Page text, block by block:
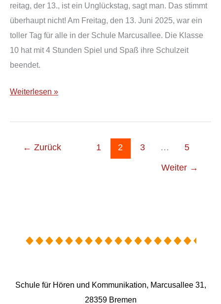
reitag, der 13., ist ein Unglückstag, sagt man. Das stimmt
überhaupt nicht! Am Freitag, den 13. Juni 2025, war ein
toller Tag für alle in der Schule Marcusallee. Die Klasse
10 hat mit 4 Stunden Spiel und Spaß ihre Schulzeit
beendet.
Weiterlesen »
← Zurück 1 2 3 … 5
Weiter →
Schule für Hören und Kommunikation, Marcusallee 31,
28359 Bremen